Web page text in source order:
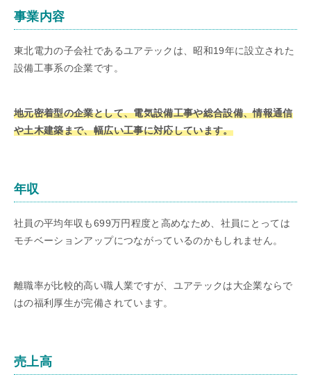
事業内容
東北電力の子会社であるユアテックは、昭和19年に設立された
設備工事系の企業です。
地元密着型の企業として、電気設備工事や総合設備、情報通信
や土木建築まで、幅広い工事に対応しています。
年収
社員の平均年収も699万円程度と高めなため、社員にとっては
モチベーションアップにつながっているのかもしれません。
離職率が比較的高い職人業ですが、ユアテックは大企業ならで
はの福利厚生が完備されています。
売上高